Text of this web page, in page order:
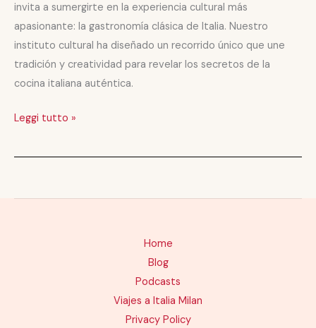
invita a sumergirte en la experiencia cultural más
apasionante: la gastronomía clásica de Italia. Nuestro
instituto cultural ha diseñado un recorrido único que une
tradición y creatividad para revelar los secretos de la
cocina italiana auténtica.
auténtica
Leggi tutto »
Home
Blog
Podcasts
Viajes a Italia Milan
Privacy Policy